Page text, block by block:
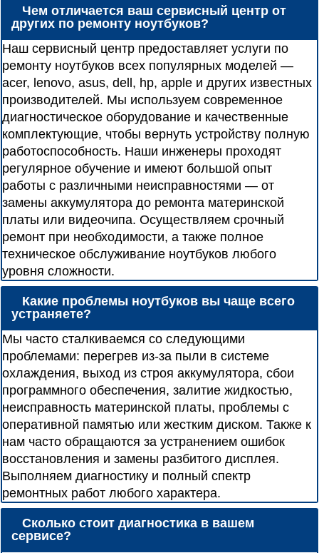
Чем отличается ваш сервисный центр от
других по ремонту ноутбуков?
Наш сервисный центр предоставляет услуги по
ремонту ноутбуков всех популярных моделей —
acer, lenovo, asus, dell, hp, apple и других известных
производителей. Мы используем современное
диагностическое оборудование и качественные
комплектующие, чтобы вернуть устройству полную
работоспособность. Наши инженеры проходят
регулярное обучение и имеют большой опыт
работы с различными неисправностями — от
замены аккумулятора до ремонта материнской
платы или видеочипа. Осуществляем срочный
ремонт при необходимости, а также полное
техническое обслуживание ноутбуков любого
уровня сложности.
Какие проблемы ноутбуков вы чаще всего
устраняете?
Мы часто сталкиваемся со следующими
проблемами: перегрев из-за пыли в системе
охлаждения, выход из строя аккумулятора, сбои
программного обеспечения, залитие жидкостью,
неисправность материнской платы, проблемы с
оперативной памятью или жестким диском. Также к
нам часто обращаются за устранением ошибок
восстановления и замены разбитого дисплея.
Выполняем диагностику и полный спектр
ремонтных работ любого характера.
Сколько стоит диагностика в вашем
сервисе?